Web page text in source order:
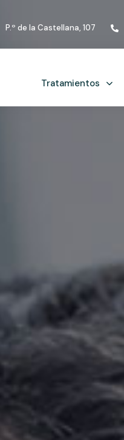
P.º de la Castellana, 107
Tratamientos